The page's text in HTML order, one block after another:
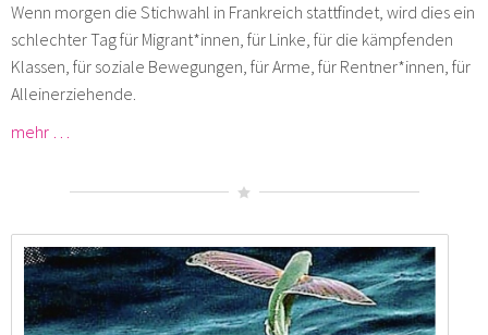
Wenn morgen die Stichwahl in Frankreich stattfindet, wird dies ein
schlechter Tag für Migrant*innen, für Linke, für die kämpfenden
Klassen, für soziale Bewegungen, für Arme, für Rentner*innen, für
Alleinerziehende.
mehr …